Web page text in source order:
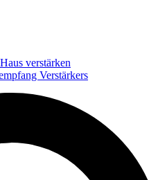
verstärken
Verstärkers